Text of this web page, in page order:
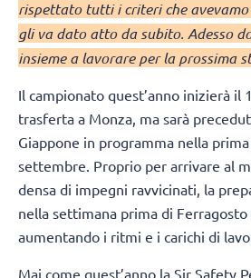
rispettato tutti i criteri che avevamo
gli va dato atto da subito. Adesso
insieme a lavorare per la prossima
Il campionato quest’anno inizierà il
trasferta a Monza, ma sarà
Giappone in programma nella
settembre. Proprio per arrivare al
densa di impegni ravvicinati, la
nella settimana prima di
aumentando i ritmi e i carichi di
Mai come quest’anno la Sir Safety